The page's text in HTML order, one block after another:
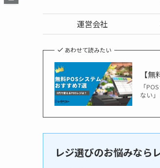
運営会社
あわせて読みたい
【
「
ない
レジ選びのお悩みなら